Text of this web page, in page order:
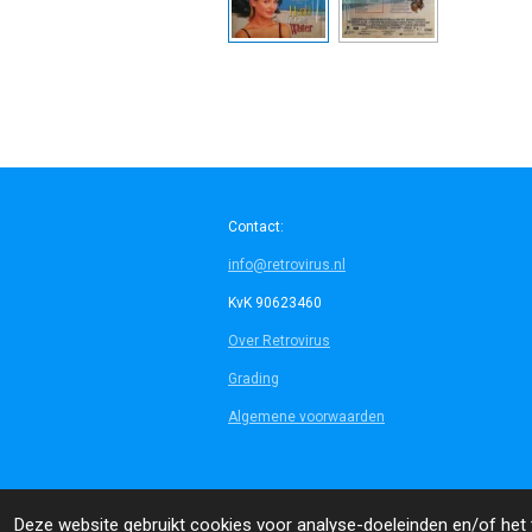
Deze website gebruikt cookies voor analyse-doeleinden en/of
Contact:
info@retrovirus.nl
KvK 90623460
Over Retrovirus
Grading
Algemene voorwaarden